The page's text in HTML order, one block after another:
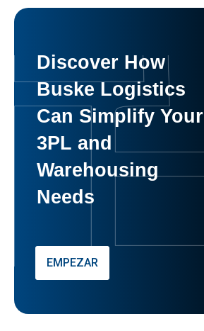
Discover How
Buske Logistics
Can Simplify Your
3PL and
Warehousing
Needs
EMPEZAR